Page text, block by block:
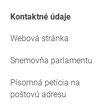
kontaktné údaje
Webová stránka
Snemovňa parlamentu
Písomná petícia na
poštovú adresu